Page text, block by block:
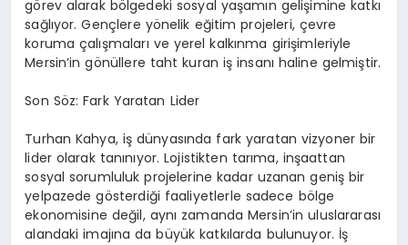
görev alarak bölgedeki sosyal yaşamın gelişimine katkı
sağlıyor. Gençlere yönelik eğitim projeleri, çevre
koruma çalışmaları ve yerel kalkınma girişimleriyle
Mersin’in gönüllere taht kuran iş insanı haline gelmiştir.
Son Söz: Fark Yaratan Lider
Turhan Kahya, iş dünyasında fark yaratan vizyoner bir
lider olarak tanınıyor. Lojistikten tarıma, inşaattan
sosyal sorumluluk projelerine kadar uzanan geniş bir
yelpazede gösterdiği faaliyetlerle sadece bölge
ekonomisine değil, aynı zamanda Mersin’in uluslararası
alandaki imajına da büyük katkılarda bulunuyor. İş